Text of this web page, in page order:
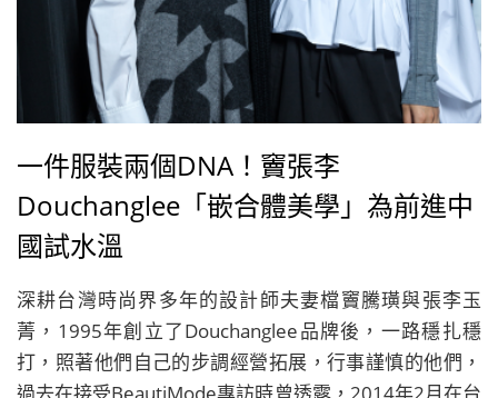
一件服裝兩個DNA！竇張李
Douchanglee「嵌合體美學」為前進中
國試水溫
深耕台灣時尚界多年的設計師夫妻檔竇騰璜與張李玉
菁，1995年創立了Douchanglee品牌後，一路穩扎穩
打，照著他們自己的步調經營拓展，行事謹慎的他們，